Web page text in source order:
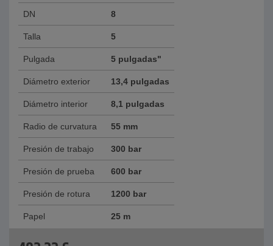
DN 8
Talla 5
Pulgada 5 pulgadas"
Diámetro exterior 13,4 pulgadas
Diámetro interior 8,1 pulgadas
Radio de curvatura 55 mm
Presión de trabajo 300 bar
Presión de prueba 600 bar
Presión de rotura 1200 bar
Papel 25 m